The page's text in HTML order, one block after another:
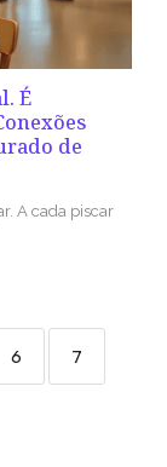
É
de
A cada piscar
6 7